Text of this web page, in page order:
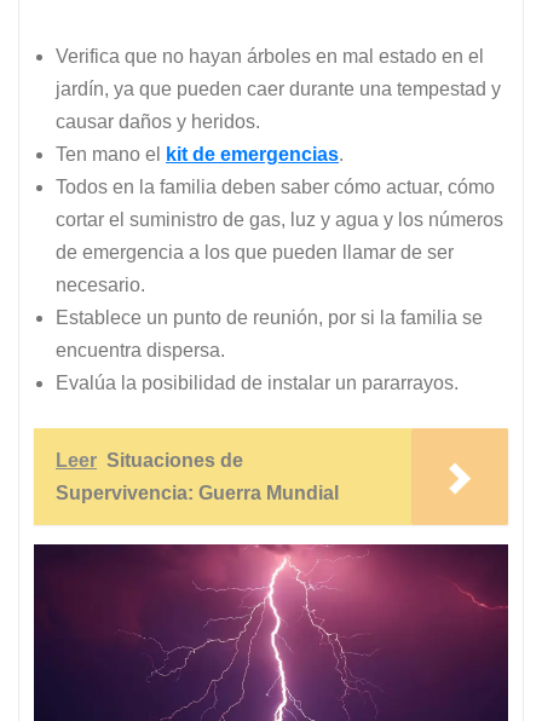
Verifica que no hayan árboles en mal estado en el
jardín, ya que pueden caer durante una tempestad y
causar daños y heridos.
Ten mano el
kit de emergencias.
Todos en la familia deben saber cómo actuar, cómo
cortar el suministro de gas, luz y agua y los números
de emergencia a los que pueden llamar de ser
necesario.
Establece un punto de reunión, por si la familia se
encuentra dispersa.
Evalúa la posibilidad de instalar un pararrayos.
Leer Situaciones de
Supervivencia: Guerra Mundial